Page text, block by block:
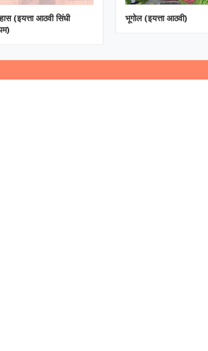
(इयत्ता आठवी सिंधी
भूगोल (इयत्ता आठवी)